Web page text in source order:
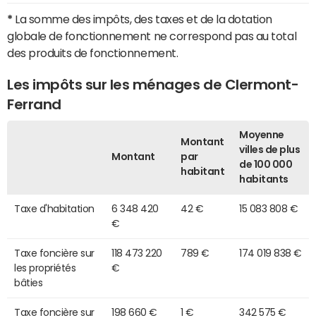
* La somme des impôts, des taxes et de la dotation
globale de fonctionnement ne correspond pas au total
des produits de fonctionnement.
Les impôts sur les ménages de Clermont-
Ferrand
Montant
Montant
par
habitant
Moyenne
villes de plus
de 100 000
habitants
Taxe d'habitation
6 348 420
€
42 € 15 083 808 €
Taxe foncière sur
les propriétés
bâties
118 473 220
€
789 € 174 019 838 €
Taxe foncière sur 198 660 € 1 € 342 575 €